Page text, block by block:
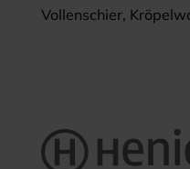
Vollenschier,